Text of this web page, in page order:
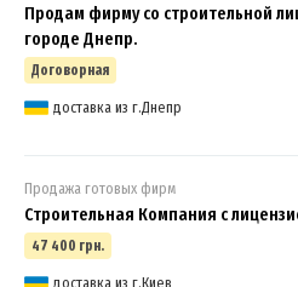
Продам фирму со строительной
городе Днепр.
Договорная
доставка из г.Днепр
Продажа готовых фирм
Строительная Компания с
47 400 грн.
доставка из г.Киев